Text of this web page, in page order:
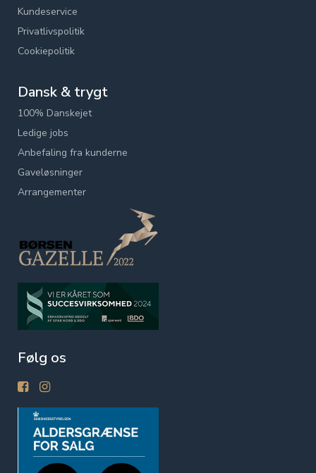
Kundeservice
Privatlivspolitik
Cookiepolitik
Dansk & trygt
100% Danskejet
Ledige jobs
Anbefaling fra kunderne
Gaveløsninger
Arrangementer
Følg os